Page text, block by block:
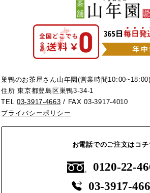
巣鴨のお茶屋さん山年園(営業時間
住所 東京都豊島区巣鴨3-34-1
TEL03-3917-4663 / FAX 03-3917-4010
プライバシーポリシー
お電話でのご注文はコチ
0120-22-
03-3917-